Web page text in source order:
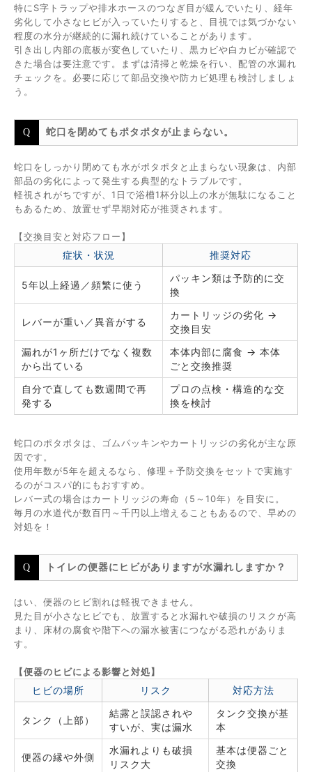
特にS字トラップや排水ホースのつなぎ目が緩んでいたり、経年
劣化して小さなヒビが入っていたりすると、目視では気づかない
程度の水分が継続的に漏れ続けていることがあります。
引き出し内部の底板が変色していたり、黒カビや白カビが確認で
きた場合は要注意です。まずは清掃と乾燥を行い、配管の水漏れ
チェックを。必要に応じて部品交換や防カビ処理も検討しましょ
う。
蛇口を閉めてもポタポタが止まらない。
蛇口をしっかり閉めても水がポタポタと止まらない現象は、内部
部品の劣化によって発生する典型的なトラブルです。
軽視されがちですが、1日で浴槽1杯分以上の水が無駄になること
もあるため、放置せず早期対応が推奨されます。
【交換目安と対応フロー】
症状・状況 推奨対応
5年以上経過／頻繁に使う
パッキン類は予防的に交
換
レバーが重い／異音がする
カートリッジの劣化 →
交換目安
漏れが1ヶ所だけでなく複数
から出ている
本体内部に腐食 → 本体
ごと交換推奨
自分で直しても数週間で再
発する
プロの点検・構造的な交
換を検討
蛇口のポタポタは、ゴムパッキンやカートリッジの劣化が主な原
因です。
使用年数が5年を超えるなら、修理＋予防交換をセットで実施す
るのがコスパ的にもおすすめ。
レバー式の場合はカートリッジの寿命（5～10年）を目安に。
毎月の水道代が数百円～千円以上増えることもあるので、早めの
対処を！
トイレの便器にヒビがありますが水漏れしますか？
はい、便器のヒビ割れは軽視できません。
見た目が小さなヒビでも、放置すると水漏れや破損のリスクが高
まり、床材の腐食や階下への漏水被害につながる恐れがありま
す。
【便器のヒビによる影響と対処】
ヒビの場所 リスク 対応方法
タンク（上部）
結露と誤認されや
すいが、実は漏水
タンク交換が基
本
便器の縁や外側
水漏れよりも破損
リスク大
基本は便器ごと
交換